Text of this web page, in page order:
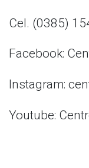
Cel. (0385)
Facebook:
Instagram:
Youtube: